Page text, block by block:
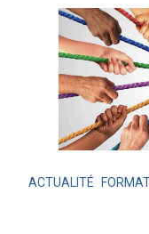
ACTUALITÉ